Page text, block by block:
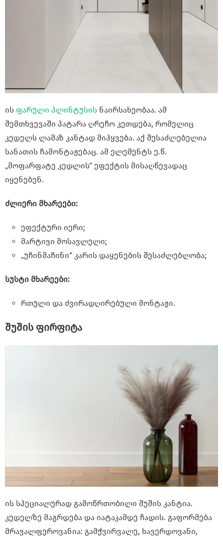
ის ფარული პლინტუსის ნაირსახეობაა. ამ
შემთხვევაში პატარა ღრეჩო კეთდება, რომელიც
კედელს ლამაზ კანტად მიჰყვება. აქ შესაძლებელია
სანათის ჩამონტაჟებაც. ამ ელემენტს ე.წ.
„მოფარფატე კედლის“ ეფექტის მისაღწევადაც
იყენებენ.
ძლიერი მხარეები:
ეფექტური იერი;
მარტივი მოსავლელი;
„უჩინმაჩინი“ კარის დაყენების შესაძლებლობა;
სუსტი მხარეები:
რთული და ძვირადღირებული მონტაჟი.
შუშის ფირფიტა
ის სპეციალურად გამოწრთობილი შუშის კანტია.
კედელზე მაგრდება და იატაკამდე ჩადის. გაფორმება
მრავალფეროვანია: გამჭვირვალე, ხავერდოვანი,